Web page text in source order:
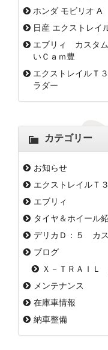
ホンダ モビリオ A
日産 エクストレイ
エブリィ カスタ
いＣａｍ豊
エクストレイル
ラダー
カテゴリー
お知らせ
エクストレイルＴ
エブリィ
タイヤ＆ホイール
デリカＤ：５ カ
ブログ
Ｘ－ＴＲＡＩＬ
メンテナンス
在庫車情報
納車整備